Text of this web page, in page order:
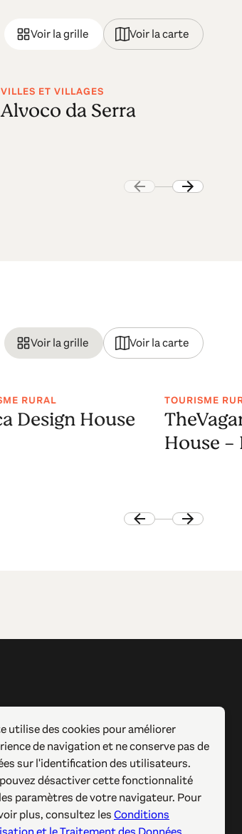
Voir la grille Voir la carte
VILLES ET VILLAGES
Alvoco da Serra
Voir la grille Voir la carte
RURAL
Design House
TOURISME
House -
Facebook
Instagram
X / Twitter
Pinterest
YouTube
utilise des cookies pour améliorer
de navigation et ne conserve pas de
sur l'identification des utilisateurs.
désactiver cette fonctionnalité
paramètres de votre navigateur. Pour
plus, consultez lesConditions